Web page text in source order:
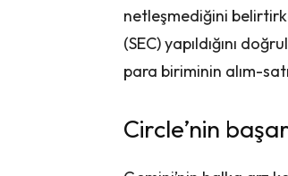
netleşmediğini
(SEC) yapıldığını
para biriminin alım-
Circle’nin